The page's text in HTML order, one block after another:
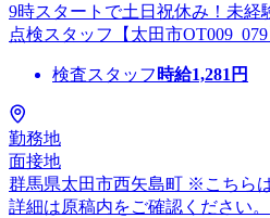
9時スタートで土日祝休み！未経
点検スタッフ【太田市OT009_079
検査スタッフ 時給1,281 円
勤務地
面接地
群馬県太田市西矢島町 ※こちら
詳細は原稿内をご確認ください。